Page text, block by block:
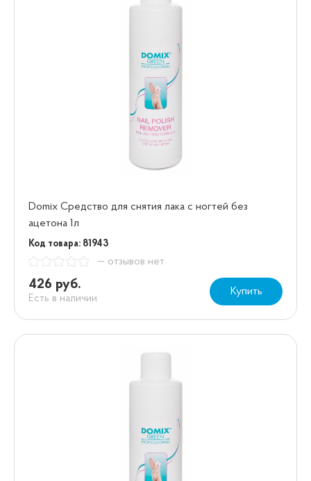
Domix Средство для снятия лака с ногтей без
ацетона 1л
Код товара: 81943
— отзывов нет
426 руб.
Есть в наличии
Купить